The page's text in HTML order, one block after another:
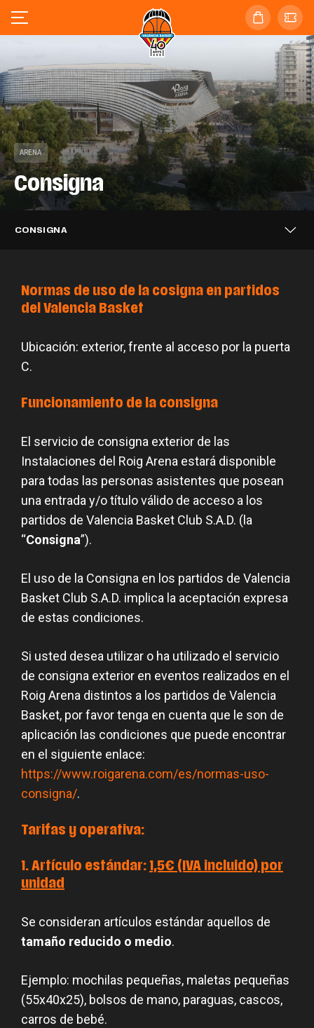
ARENA
Consigna
CONSIGNA
Normas de uso de la cosigna en partidos
del Valencia Basket
Ubicación: exterior, frente al acceso por la puerta
C.
Funcionamiento de la consigna
El servicio de consigna exterior de las
Instalaciones del Roig Arena estará disponible
para todas las personas asistentes que posean
una entrada y/o título válido de acceso a los
partidos de Valencia Basket Club S.A.D. (la
“Consigna”).
El uso de la Consigna en los partidos de Valencia
Basket Club S.A.D. implica la aceptación expresa
de estas condiciones.
Si usted desea utilizar o ha utilizado el servicio
de consigna exterior en eventos realizados en el
Roig Arena distintos a los partidos de Valencia
Basket, por favor tenga en cuenta que le son de
aplicación las condiciones que puede encontrar
en el siguiente enlace:
https://www.roigarena.com/es/normas-uso-
consigna/.
Tarifas y operativa:
1. Artículo estándar: 1,5€ (IVA incluido) por
unidad
Se consideran artículos estándar aquellos de
tamaño reducido o medio.
Ejemplo: mochilas pequeñas, maletas pequeñas
(55x40x25), bolsos de mano, paraguas, cascos,
carros de bebé.